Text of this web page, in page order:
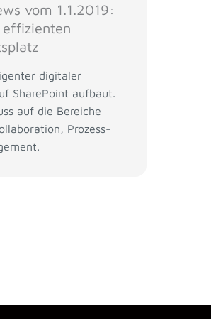
vom 1.1.2019:
digitaler
SharePoint aufbaut.
auf die Bereiche
Prozess-